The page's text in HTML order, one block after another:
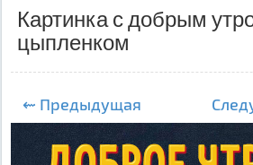
Картинка с добрым
цыпленком
⇜ Предыдущая